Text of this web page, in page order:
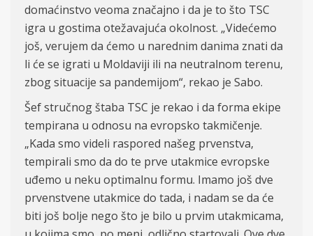
domaćinstvo veoma značajno i da je to što TSC
igra u gostima otežavajuća okolnost. „Videćemo
još, verujem da ćemo u narednim danima znati da
li će se igrati u Moldaviji ili na neutralnom terenu,
zbog situacije sa pandemijom“, rekao je Sabo.
Šef stručnog štaba TSC je rekao i da forma ekipe
tempirana u odnosu na evropsko takmičenje.
„Kada smo videli raspored našeg prvenstva,
tempirali smo da do te prve utakmice evropske
uđemo u neku optimalnu formu. Imamo još dve
prvenstvene utakmice do tada, i nadam se da će
biti još bolje nego što je bilo u prvim utakmicama,